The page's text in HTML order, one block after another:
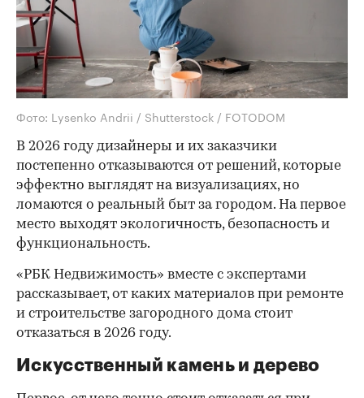
Фото: Lysenko Andrii / Shutterstock / FOTODOM
В 2026 году дизайнеры и их заказчики
постепенно отказываются от решений, которые
эффектно выглядят на визуализациях, но
ломаются о реальный быт за городом. На первое
место выходят экологичность, безопасность и
функциональность.
«РБК Недвижимость» вместе с экспертами
рассказывает, от каких материалов при ремонте
и строительстве загородного дома стоит
отказаться в 2026 году.
Искусственный камень и дерево